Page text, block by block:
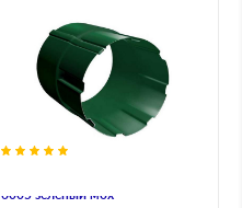
6005 зеленый мох